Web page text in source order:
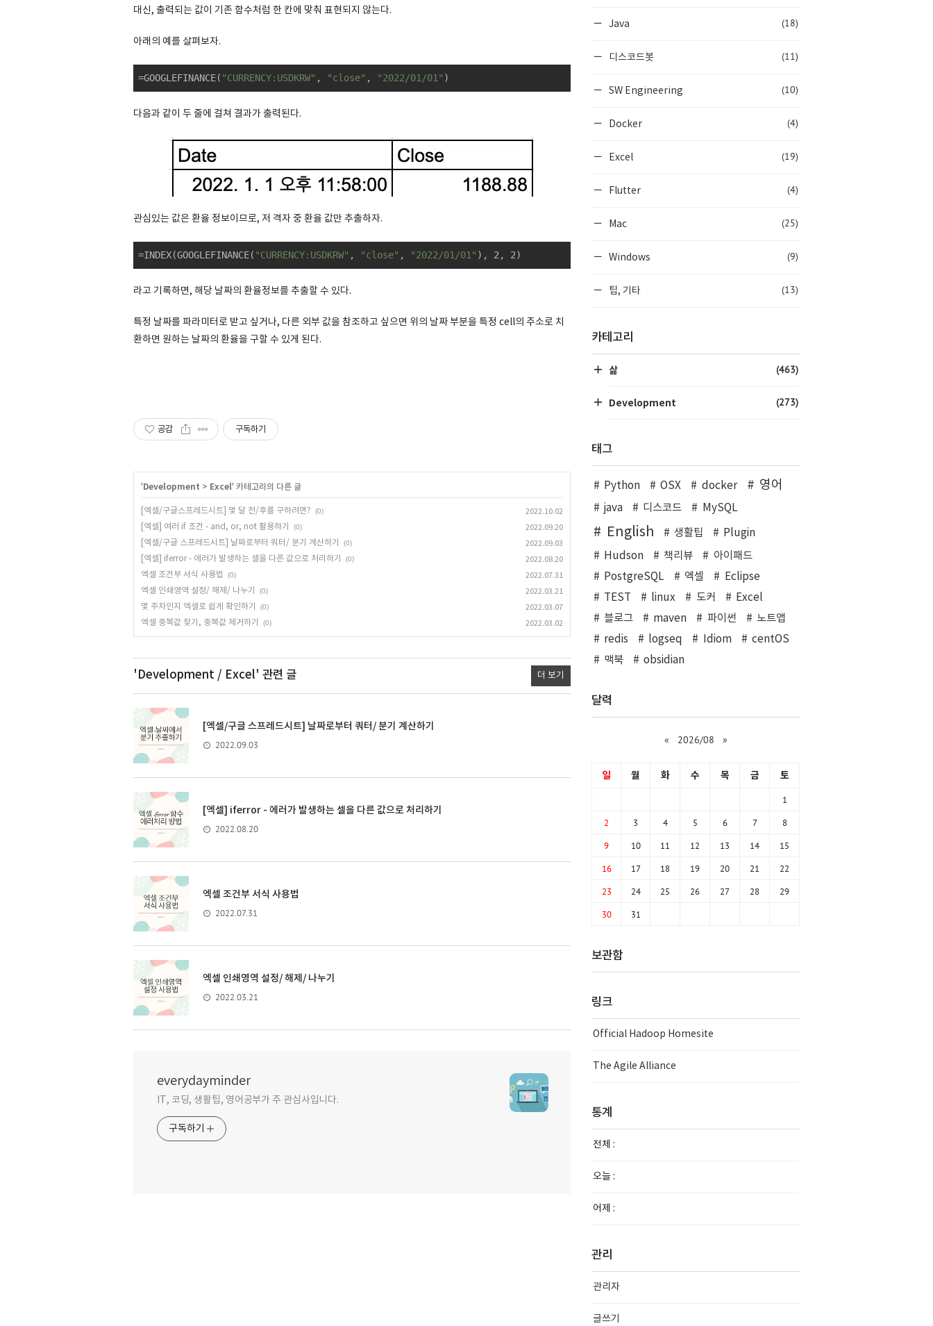
대신, 출력되는 값이 기존 함수처럼 한 칸에 맞춰 표현되지 않는다.
아래의 예를 살펴보자.
=GOOGLEFINANCE( "CURRENCY:USDKRW" , "close" , "2022/01/01" )
다음과 같이 두 줄에 걸쳐 결과가 출력된다.
관심있는 값은 환율 정보이므로, 저 격자 중 환율 값만 추출하자.
=INDEX(GOOGLEFINANCE( "CURRENCY:USDKRW" , "close" , "2022/01/01" ), 2, 2)
라고 기록하면, 해당 날짜의 환율정보를 추출할 수 있다.
특정 날짜를 파라미터로 받고 싶거나, 다른 외부 값을 참조하고 싶으면 위의 날짜 부분을 특정 cell의 주소로 치
환하면 원하는 날짜의 환율을 구할 수 있게 된다.
공감 구독하기
' Development > Excel' 카테고리의 다른 글
[엑셀/구글스프레드시트] 몇 달 전/후를 구하려면? (0)
2022.10.02
[엑셀] 여러 if 조건 - and, or, not 활용하기
(0)
2022.09.20
[엑셀/구글 스프레드시트] 날짜로부터 쿼터/ 분기 계산하기
(0)
2022.09.03
[엑셀] iferror - 에러가 발생하는 셀을 다른 값으로 처리하기
(0)
2022.08.20
엑셀 조건부 서식 사용법
(0)
2022.07.31
엑셀 인쇄영역 설정/ 해제/ 나누기
(0)
2022.03.21
몇 주차인지 엑셀로 쉽게 확인하기
(0)
2022.03.07
엑셀 중복값 찾기, 중복값 제거하기
(0) 2022.03.02
'Development / Excel' 관련 글 더 보기
[엑셀/구글 스프레드시트] 날짜로부터 쿼터/ 분기 계산하기
2022.09.03
[엑셀] iferror - 에러가 발생하는 셀을 다른 값으로 처리하기
2022.08.20
엑셀 조건부 서식 사용법
2022.07.31
엑셀 인쇄영역 설정/ 해제/ 나누기
2022.03.21
everydayminder
IT, 코딩, 생활팁, 영어공부가 주 관심사입니다.
구독하기
Java (18)
디스코드봇 (11)
SW Engineering (10)
Docker (4)
Excel (19)
Flutter (4)
Mac (25)
Windows (9)
팁, 기타 (13)
카테고리
삶 (463)
Development (273)
태그
Python OSX docker 영어
java 디스코드 MySQL
English 생활팁
Plugin
Hudson
책리뷰
아이패드
PostgreSQL
엑셀
Eclipse
TEST
linux 도커
Excel
블로그
maven 파이썬
노트앱
redis
logseq Idiom
centOS
맥북
obsidian
달력
« 2026/08 »
일 월 화 수 목 금 토
1
2 3 4 5 6 7 8
9 10 11 12 13 14 15
16 17 18 19 20 21 22
23 24 25 26 27 28 29
30 31
보관함
링크
Official Hadoop Homesite
The Agile Alliance
통계
전체 :
오늘 :
어제 :
관리
관리자
글쓰기